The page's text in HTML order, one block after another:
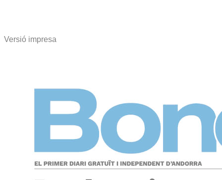
Versió impresa